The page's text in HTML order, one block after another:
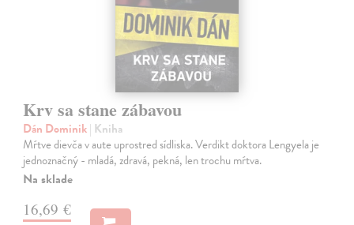
Krv sa stane zábavou
Dán Dominik| Kniha
Mŕtve dievča v aute uprostred sídliska. Verdikt doktora Lengyela je
jednoznačný - mladá, zdravá, pekná, len trochu mŕtva.
Na sklade
16,69 €